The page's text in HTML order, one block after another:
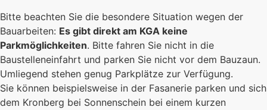
Es kommt auf jeden Einzelnen an, zusammen sind
wir eine starke Gemeinschaft.
Foto: KGA CC BY NC
Mehr erfahren
Bitte beachten Sie die besondere Situation wegen der
Bauarbeiten: Es gibt direkt am KGA keine
Parkmöglichkeiten. Bitte fahren Sie nicht in die
Baustelleneinfahrt und parken Sie nicht vor dem Bauzaun.
Umliegend stehen genug Parkplätze zur Verfügung.
Sie können beispielsweise in der Fasanerie parken und sich
dem Kronberg bei Sonnenschein bei einem kurzen